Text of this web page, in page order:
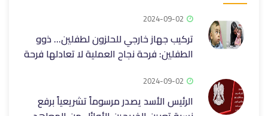
2024-09-02
تركيب جهاز خارجي للحلزون لطفلين… ذوو
الطفلين: فرحة نجاح العملية لا تعادلها فرحة
2024-09-02
الرئيس الأسد يصدر مرسوماً تشريعياً برفع